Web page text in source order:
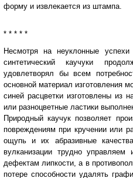
форму и извлекается из штампа.
* * * * *
Несмотря на неуклонные
синтетический каучуки
удовлетворял бы всем
основной материал изготовления
синей расцветки изготовлены из
или разноцветные ластики
Природный каучук позволяет
повреждениям при кручении или
ощупь и их абразивные
вулканизации трудно
дефектам липкости, а в
потере способности удалять